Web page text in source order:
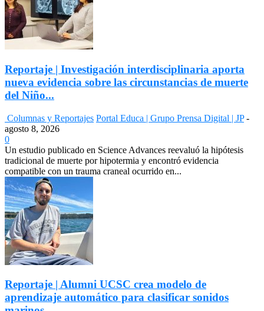
Reportaje | Investigación interdisciplinaria aporta
nueva evidencia sobre las circunstancias de muerte
del Niño...
Columnas y Reportajes Portal Educa | Grupo Prensa Digital | JP -
agosto 8, 2026
0
Un estudio publicado en Science Advances reevaluó la hipótesis
tradicional de muerte por hipotermia y encontró evidencia
compatible con un trauma craneal ocurrido en...
Reportaje | Alumni UCSC crea modelo de
aprendizaje automático para clasificar sonidos